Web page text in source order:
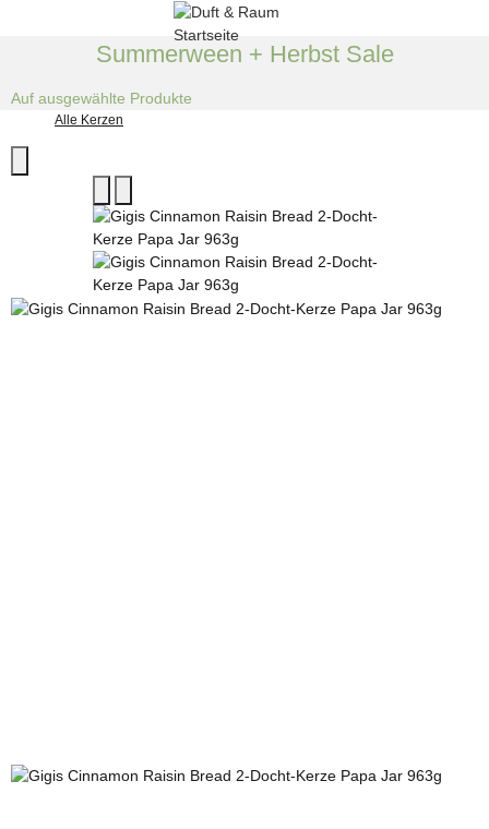
Summerween + Herbst Sale
Auf ausgewählte Produkte
Alle Kerzen